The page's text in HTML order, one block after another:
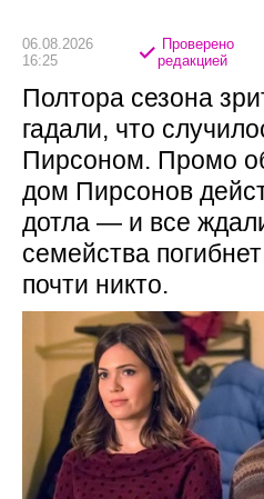
06.08.2026
16:25
Проверено
редакцией
Полтора сезона
гадали, что
Пирсоном. Промо
дом Пирсонов
дотла — и все
семейства
почти никто.